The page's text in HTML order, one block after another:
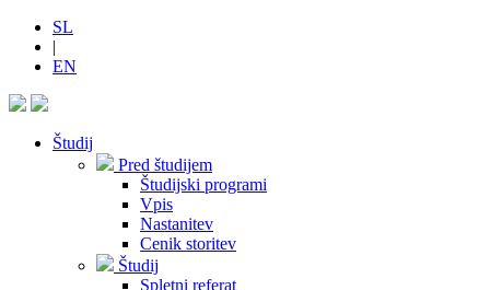
SL
|
EN
Študij
Pred študijem
Študijski programi
Vpis
Nastanitev
Cenik storitev
Študij
Spletni referat